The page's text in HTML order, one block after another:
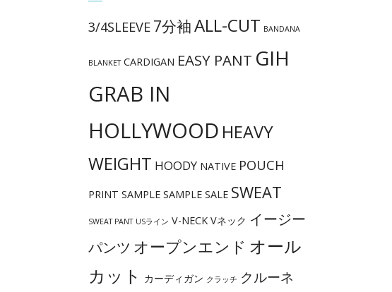
3/4SLEEVE 7分袖ALL-CUT BANDANA
BLANKET CARDIGAN EASY PANT GIH
GRAB IN
HOLLYWOOD HEAVY
WEIGHT HOODY NATIVE POUCH
PRINT SAMPLE SAMPLE SALE SWEAT
SWEAT PANT USライン V-NECK Vネック イージー
パンツ オープンエンド オール
カット カーディガン クラッチ クルーネ